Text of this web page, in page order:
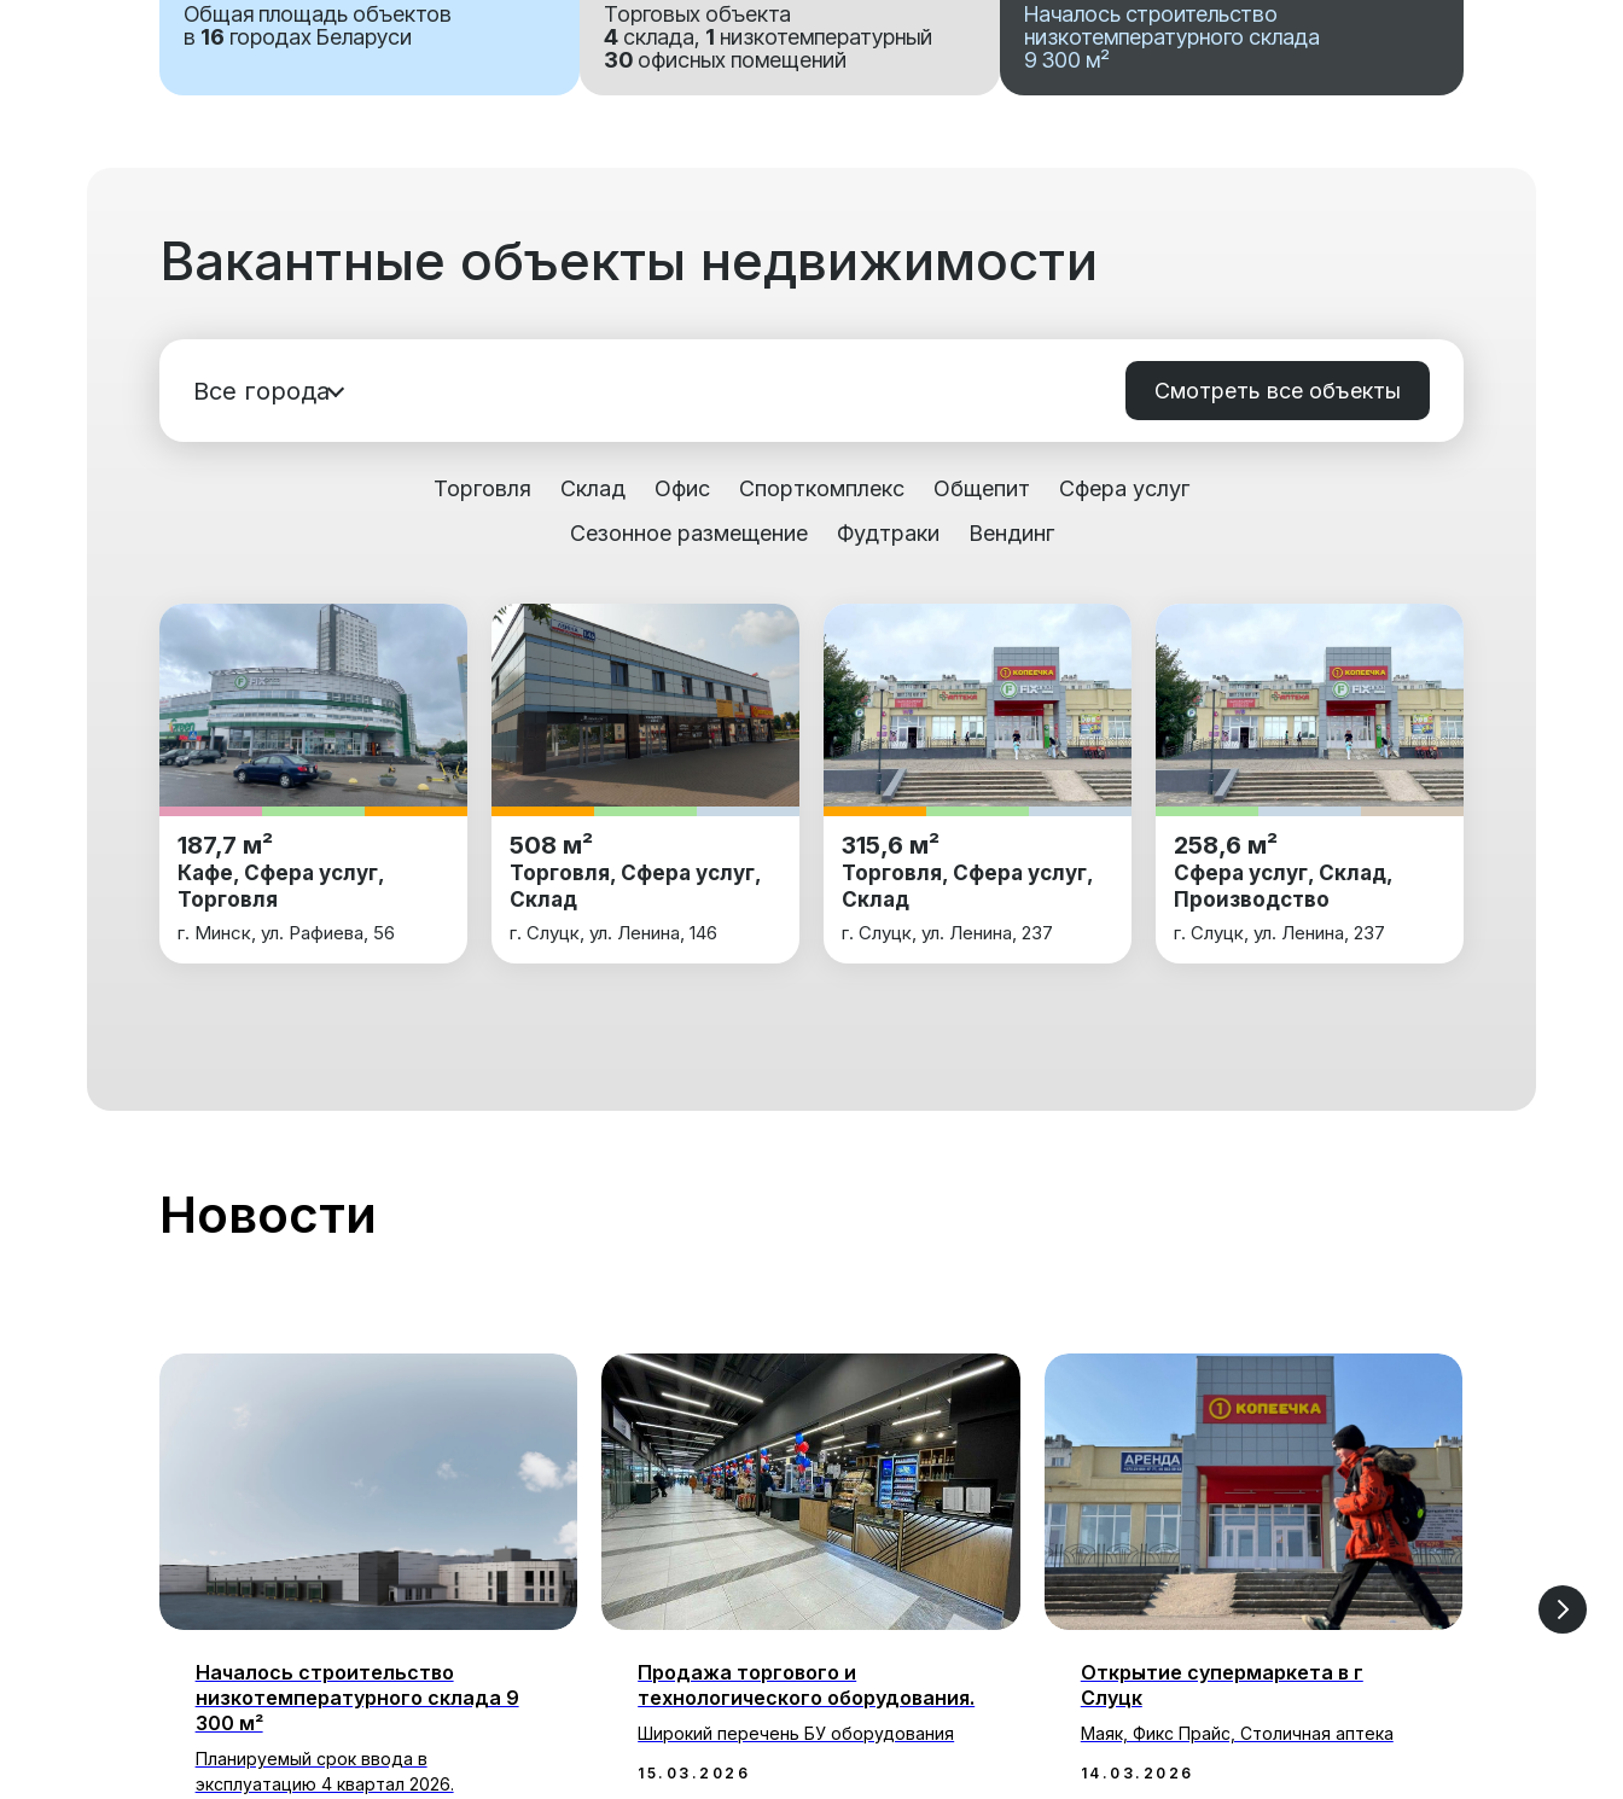
Общая площадь объектов
в 16 городах Беларуси
Торговых объекта
4 склада, 1 низкотемпературный
30 офисных помещений
Началось строительство
низкотемпературного склада
9 300 м²
Вакантные объекты недвижимости
Все города Смотреть все объекты
Торговля Склад Офис Спорткомплекс Общепит
Сфера услуг
Сезонное размещение
Фудтраки Вендинг
187,7 м²
Кафе, Сфера услуг,
Торговля
г. Минск, ул. Рафиева, 56
508 м²
Торговля, Сфера услуг,
Склад
г. Слуцк, ул. Ленина, 146
315,6 м²
Торговля, Сфера услуг,
Склад
г. Слуцк, ул. Ленина, 237
258,6 м²
Сфера услуг, Склад,
Производство
г. Слуцк, ул. Ленина, 237
Новости
Началось строительство
низкотемпературного склада 9
300 м²
Планируемый срок ввода в
эксплуатацию 4 квартал 2026.
Продажа торгового и
технологического оборудования.
Широкий перечень БУ оборудования
15.03.2026
Открытие супермаркета в г
Слуцк
Маяк, Фикс Прайс, Столичная аптека
14.03.2026